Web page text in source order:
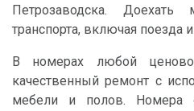
Петрозаводска.
транспорта, включая поезда
В номерах любой
качественный ремонт с
мебели и полов. Номера